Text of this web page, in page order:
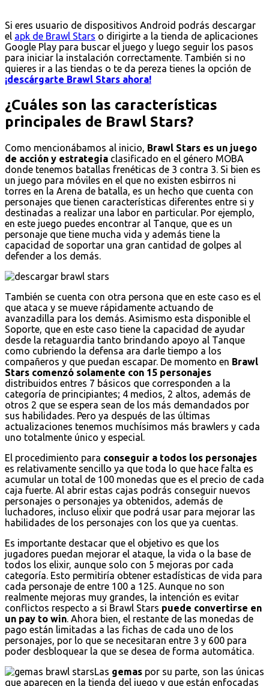
Si eres usuario de dispositivos Android podrás descargar
el apk de Brawl Stars o dirigirte a la tienda de aplicaciones
Google Play para buscar el juego y luego seguir los pasos
para iniciar la instalación correctamente. También si no
quieres ir a las tiendas o te da pereza tienes la opción de
¡descárgarte Brawl Stars ahora!
¿Cuáles son las características
principales de Brawl Stars?
Como mencionábamos al inicio, Brawl Stars es un juego
de acción y estrategia clasificado en el género MOBA
donde tenemos batallas frenéticas de 3 contra 3. Si bien es
un juego para móviles en el que no existen esbirros ni
torres en la Arena de batalla, es un hecho que cuenta con
personajes que tienen características diferentes entre si y
destinadas a realizar una labor en particular. Por ejemplo,
en este juego puedes encontrar al Tanque, que es un
personaje que tiene mucha vida y además tiene la
capacidad de soportar una gran cantidad de golpes al
defender a los demás.
También se cuenta con otra persona que en este caso es el
que ataca y se mueve rápidamente actuando de
avanzadilla para los demás. Asimismo esta disponible el
Soporte, que en este caso tiene la capacidad de ayudar
desde la retaguardia tanto brindando apoyo al Tanque
como cubriendo la defensa ara darle tiempo a los
compañeros y que puedan escapar. De momento en Brawl
Stars comenzó solamente con 15 personajes
distribuidos entres 7 básicos que corresponden a la
categoría de principiantes; 4 medios, 2 altos, además de
otros 2 que se espera sean de los más demandados por
sus habilidades. Pero ya después de las últimas
actualizaciones tenemos muchísimos más brawlers y cada
uno totalmente único y especial.
El procedimiento para conseguir a todos los personajes
es relativamente sencillo ya que toda lo que hace falta es
acumular un total de 100 monedas que es el precio de cada
caja fuerte. Al abrir estas cajas podrás conseguir nuevos
personajes o personajes ya obtenidos, además de
luchadores, incluso elixir que podrá usar para mejorar las
habilidades de los personajes con los que ya cuentas.
Es importante destacar que el objetivo es que los
jugadores puedan mejorar el ataque, la vida o la base de
todos los elixir, aunque solo con 5 mejoras por cada
categoría. Esto permitiría obtener estadísticas de vida para
cada personaje de entre 100 a 125. Aunque no son
realmente mejoras muy grandes, la intención es evitar
conflictos respecto a si Brawl Stars puede convertirse en
un pay to win . Ahora bien, el restante de las monedas de
pago están limitadas a las fichas de cada uno de los
personajes, por lo que se necesitaran entre 3 y 600 para
poder desbloquear la que se desea de forma automática.
Las gemas por su parte, son las únicas
que aparecen en la tienda del juego y que están enfocadas